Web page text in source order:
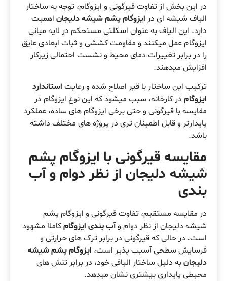
در این بخش از تفاوت قیرگونی و ایزوگام، توجه به ساختار
الیاف شیشه ای در ایزوگام پشم شیشه دلیجان اهمیت
دارد. این الیاف به عنوان اسکلتی مستحکم در لایه میانی
ایزوگام عمل میکنند و مقاومت کششی و ثبات ابعادی عایق
را در برابر تغییرات دمای محیط و نشست احتمالی زیرکار
افزایش میدهند.
ترکیب این ساختار با قیر اصلاح شده و رعایت استاندارد
ایزوگام در کارخانه، سبب میشود که این نوع ایزوگام در
مقایسه با قیرگونی و حتی برخی ایزوگام های ساده، عملکرد
پایدارتر و قابل اطمینان تری در پروژه های مختلف داشته
باشد.
مقایسه قیرگونی با ایزوگام پشم
شیشه دلیجان از نظر دوام و آب
بندی
در مقایسه مستقیم، تفاوت قیرگونی و ایزوگام پشم
شیشه دلیجان از نظر دوام وآب بندی ایزوگامکاملا مشهود
است. در حالی که قیرگونی در برابر ترک های حرارتی و
فرسایش سطحی آسیب پذیر است، ایزوگام پشم شیشه
دلیجانبه دلیل ساختار الیافی خود، در برابر تنش های
محیطی پایداری بیشتری نشان میدهد.